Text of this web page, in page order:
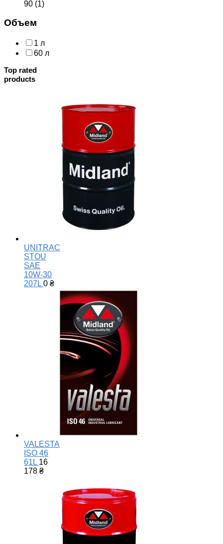
90 (1)
Объем
1 л
60 л
Top rated
products
UNITRAC
STOU
SAE
10W-30
207L 0 ₴
VALESTA
ISO 46
61L 16
178 ₴